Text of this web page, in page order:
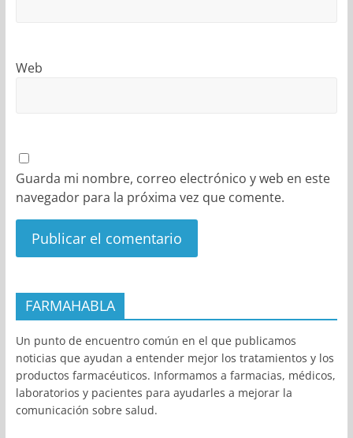
Web
Guarda mi nombre, correo electrónico y web en este
navegador para la próxima vez que comente.
FARMAHABLA
Un punto de encuentro común en el que publicamos
noticias que ayudan a entender mejor los tratamientos y los
productos farmacéuticos. Informamos a farmacias, médicos,
laboratorios y pacientes para ayudarles a mejorar la
comunicación sobre salud.